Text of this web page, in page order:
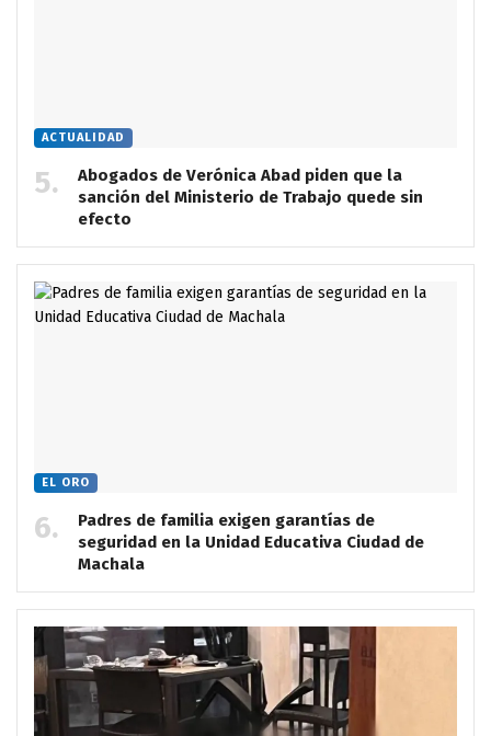
ACTUALIDAD
Abogados de Verónica Abad piden que la
sanción del Ministerio de Trabajo quede sin
efecto
EL ORO
Padres de familia exigen garantías de
seguridad en la Unidad Educativa Ciudad de
Machala